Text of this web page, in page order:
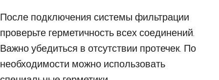
После подключения системы фильтрации
проверьте герметичность всех соединений.
Важно убедиться в отсутствии протечек. По
необходимости можно использовать